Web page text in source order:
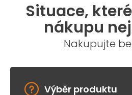
Situace,
nákupu
Nakupujte
Výběr produktu